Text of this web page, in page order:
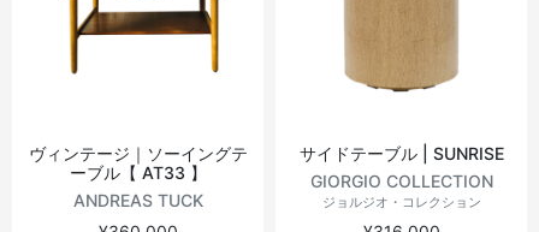
ヴィンテージ｜ソーイングテ
ーブル【 AT33 】
ANDREAS TUCK
サイドテーブル | SUNRISE
GIORGIO COLLECTION
ジョルジオ・コレクション